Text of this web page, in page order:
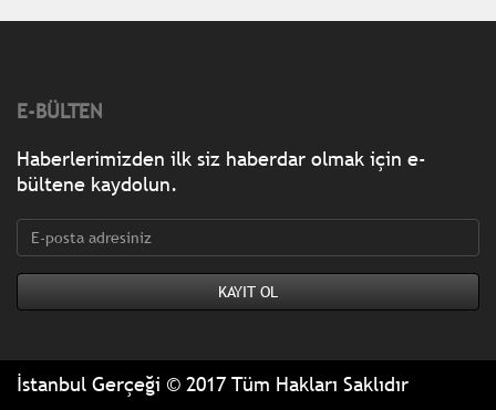
E-BÜLTEN
Haberlerimizden ilk siz haberdar olmak için e-
bültene kaydolun.
İstanbul Gerçeği © 2017 Tüm Hakları Saklıdır